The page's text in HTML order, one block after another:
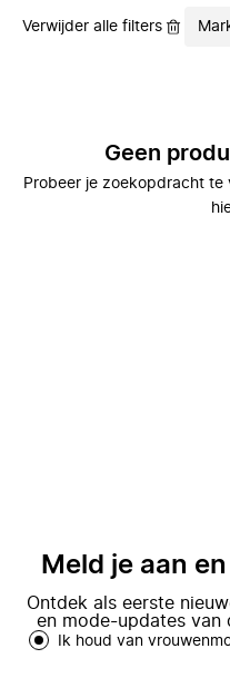
Verwijder alle filters
Geen
Probeer je zoekopdracht
Meld je aan
Ontdek als eerste
en mode-updates van
Ik houd van